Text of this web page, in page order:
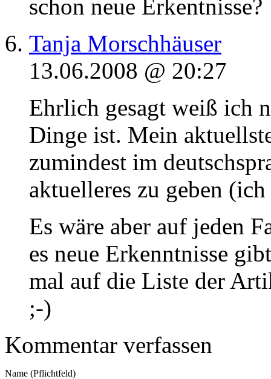
schon neue Erkentnisse?
Tanja Morschhäuser
13.06.2008 @ 20:27
Ehrlich gesagt weiß ich
Dinge ist. Mein
zumindest im
aktuelleres zu geben
Es wäre aber auf jeden
es neue Erkenntnisse
mal auf die Liste der
;-)
Kommentar verfassen
Name (Pflichtfeld)